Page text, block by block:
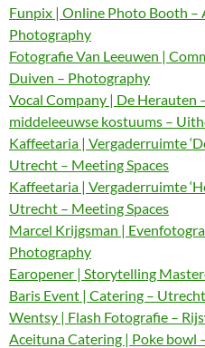
Funpix | Online Photo Booth –
Photography
Fotografie Van Leeuwen |
Duiven – Photography
Vocal Company | De
middeleeuwse kostuums –
Kaffeetaria | Vergaderruimte
Utrecht – Meeting Spaces
Kaffeetaria | Vergaderruimte
Utrecht – Meeting Spaces
Marcel Krijgsman |
Photography
Earopener | Storytelling
Baris Event | Catering –
Wentsy | Flash Fotografie –
Aceituna Catering | Poke bowl